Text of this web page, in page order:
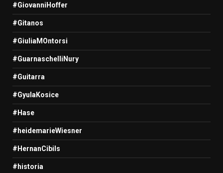
#GiovanniHoffer
#Gitanos
#GiuliaMOntorsi
#GuarnaschelliNury
#Guitarra
#GyulaKosice
#Hase
#heidemarieWiesner
#HernanCibils
#historia